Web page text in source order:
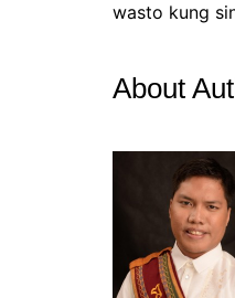
wasto kung
About